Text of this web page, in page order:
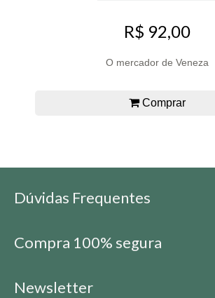
R$ 92,00
O mercador de Veneza
Comprar
Dúvidas Frequentes
Compra 100% segura
Newsletter